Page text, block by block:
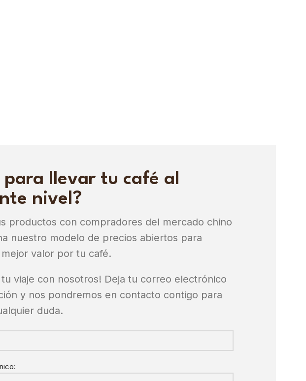
para llevar tu café al
nivel?
productos con compradores del mercado chino
nuestro modelo de precios abiertos para
valor por tu café.
tu viaje con nosotros! Deja tu correo electrónico
y nos pondremos en contacto contigo para
duda.